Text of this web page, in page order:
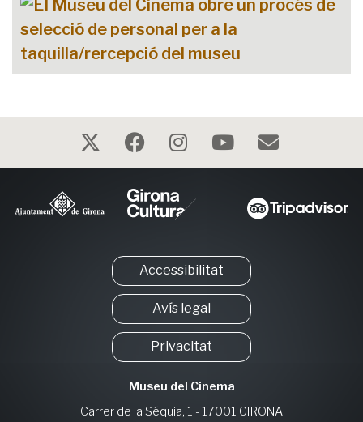
Accessibilitat
Avís legal
Privacitat
Museu del Cinema
Carrer de la Séquia, 1 - 17001 GIRONA